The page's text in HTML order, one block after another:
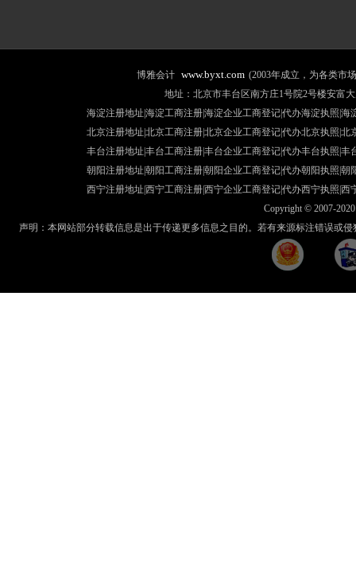
博雅会计 www.byxt.com (2003年成立，为各类市
地址：北京市丰台区南方庄1号院2号楼安富大
海淀注册地址|海淀工商注册|海淀企业工商登记|代办海淀执照| 海
北京注册地址 |北京工商注册|北京企业工商登记代办北京执照 北
丰台注册地址 |丰台工商注册|丰台企业工商登记代办丰台执照 丰
朝阳注册地址 |朝阳工商注册|朝阳企业工商登记代办朝阳执照 朝
西宁注册地址 |西宁工商注册|西宁企业工商登记代办西宁执照 西
Copyright © 2007-
声明：本网站部分转载信息是出于传递更多信息之目的。若有来源标注错误或